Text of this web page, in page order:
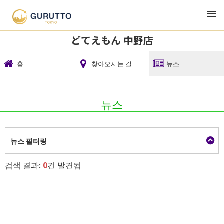
TOP
どてえもん 中野店
홈 찾아오시는 길 뉴스
뉴스
뉴스 필터링
검색 결과: 0건 발견됨